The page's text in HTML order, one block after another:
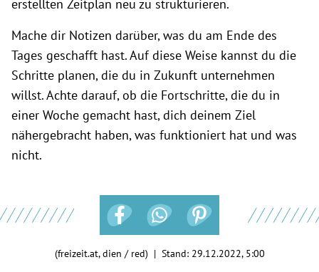
erstellten Zeitplan neu zu strukturieren.
Mache dir Notizen darüber, was du am Ende des
Tages geschafft hast. Auf diese Weise kannst du die
Schritte planen, die du in Zukunft unternehmen
willst. Achte darauf, ob die Fortschritte, die du in
einer Woche gemacht hast, dich deinem Ziel
nähergebracht haben, was funktioniert hat und was
nicht.
(freizeit.at, dien / red) | Stand: 29.12.2022, 5:00